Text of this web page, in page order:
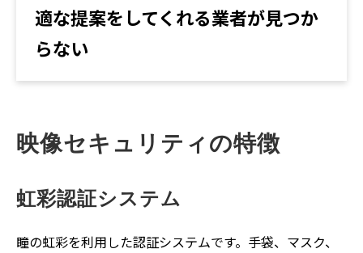
適な提案をしてくれる業者が見つか
らない
映像セキュリティの特徴
虹彩認証システム
瞳の虹彩を利用した認証システムです。手袋、マスク、